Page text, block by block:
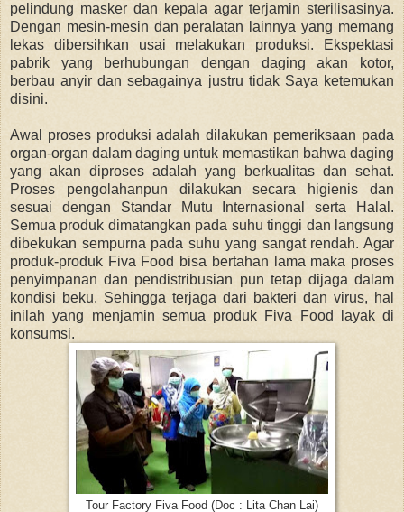
pelindung masker dan kepala agar terjamin sterilisasinya.
Dengan mesin-mesin dan peralatan lainnya yang memang
lekas dibersihkan usai melakukan produksi. Ekspektasi
pabrik yang berhubungan dengan daging akan kotor,
berbau anyir dan sebagainya justru tidak Saya ketemukan
disini.
Awal proses produksi adalah dilakukan pemeriksaan pada
organ-organ dalam daging untuk memastikan bahwa daging
yang akan diproses adalah yang berkualitas dan sehat.
Proses pengolahanpun dilakukan secara higienis dan
sesuai dengan Standar Mutu Internasional serta Halal.
Semua produk dimatangkan pada suhu tinggi dan langsung
dibekukan sempurna pada suhu yang sangat rendah. Agar
produk-produk Fiva Food bisa bertahan lama maka proses
penyimpanan dan pendistribusian pun tetap dijaga dalam
kondisi beku. Sehingga terjaga dari bakteri dan virus, hal
inilah yang menjamin semua produk Fiva Food layak di
konsumsi.
Tour Factory Fiva Food (Doc : Lita Chan Lai)